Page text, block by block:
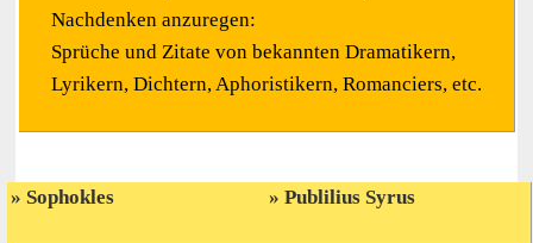
Nachdenken anzuregen:
Sprüche und Zitate von bekannten Dramatikern,
Lyrikern, Dichtern, Aphoristikern, Romanciers, etc.
Sophokles Publilius Syrus